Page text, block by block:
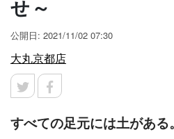
せ～
公開日: 2021/11/02 07:30
大丸京都店
すべての足元には土があ